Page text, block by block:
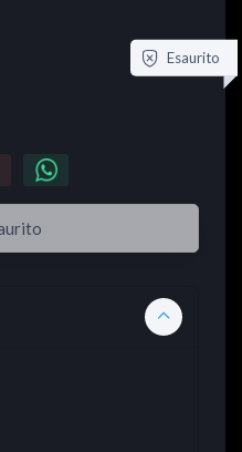
Esaurito